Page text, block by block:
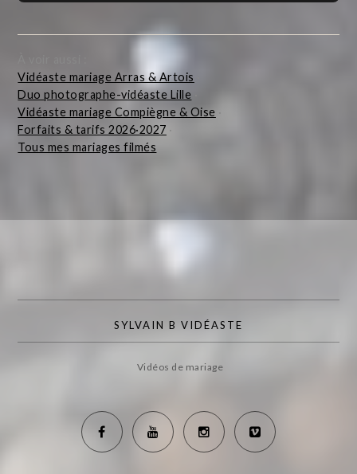
Vidéaste mariage Arras & Artois
Duo photographe-vidéaste Lille
Vidéaste mariage Compiègne & Oise
Forfaits & tarifs 2026·2027 ·
Tous mes mariages filmés
SYLVAIN B VIDÉASTE
Vidéos de mariage